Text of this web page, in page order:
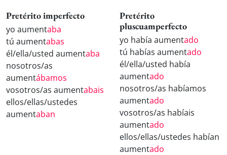
Pretérito imperfecto
yo aumentaba
tú aumentabas
él/ella/usted aumentaba
nosotros/as
aumentábamos
vosotros/as aumentabais
ellos/ellas/ustedes
aumentaban
Pretérito
pluscuamperfecto
yo había aumentado
tú habías aumentado
él/ella/usted había
aumentado
nosotros/as habíamos
aumentado
vosotros/as habíais
aumentado
ellos/ellas/ustedes habían
aumentado